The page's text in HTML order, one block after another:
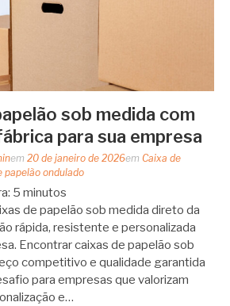
sob medida com
para sua empresa
em 20 de janeiro de 2026em Caixa de
papelão ondulado
5 minutos
de papelão sob medida direto da
rápida, resistente e personalizada
Encontrar caixas de papelão sob
competitivo e qualidade garantida
para empresas que valorizam
e…